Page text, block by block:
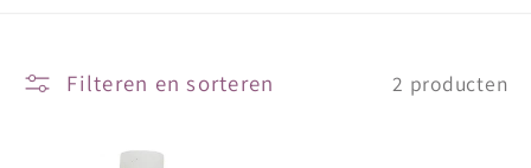
Filteren en sorteren 2 producten